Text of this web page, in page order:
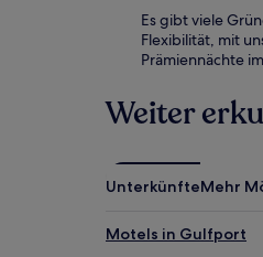
Es gibt viele
Flexibilität, mit
Prämiennächte
Weiter
UnterkünfteMehr
Motels in Gulfport